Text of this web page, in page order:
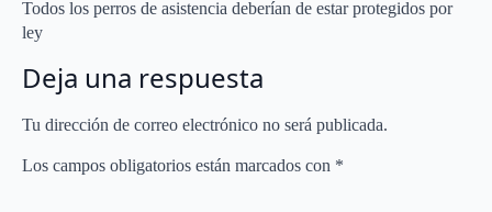
Todos los perros de asistencia deberían de estar protegidos por
ley
Deja una respuesta
Tu dirección de correo electrónico no será publicada.
Los campos obligatorios están marcados con *